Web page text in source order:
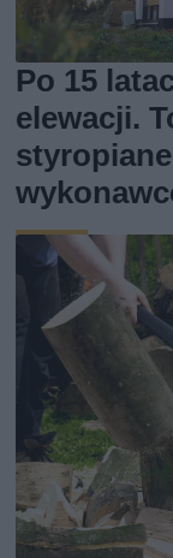
Po 15
elewacji.